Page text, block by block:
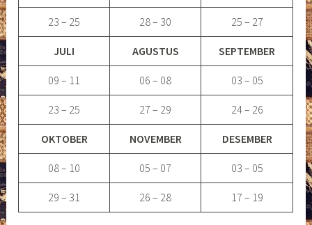
23 – 25 28 – 30 25 – 27
JULI AGUSTUS SEPTEMBER
09 – 11 06 – 08 03 – 05
23 – 25 27 – 29 24 – 26
OKTOBER NOVEMBER DESEMBER
08 – 10 05 – 07 03 – 05
29 – 31 26 – 28 17 – 19